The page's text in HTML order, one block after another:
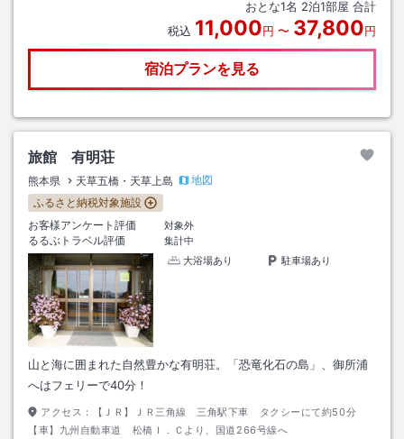
おとな1名 2泊1部屋 合計
税込 11,000円 〜 37,800円
宿泊プランを見る
旅館 有明荘
熊本県 天草五橋・天草上島
地図
ふるさと納税対象施設
お客様アンケート評価
対象外
るるぶトラベル評価
集計中
大浴場あり
駐車場あり
山と海に囲まれた自然豊かな有明荘。「恐竜化石の島」、御所浦
へはフェリーで40分！
アクセス：
【ＪＲ】ＪＲ三角線 三角駅下車 タクシーにて約50分
【車】九州自動車道 松橋Ｉ．Ｃより、国道266号線へ